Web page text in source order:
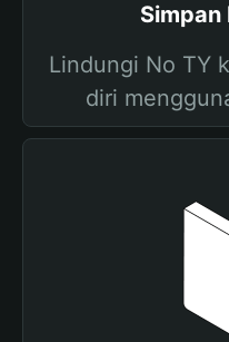
Simpan
Lindungi No TY
diri